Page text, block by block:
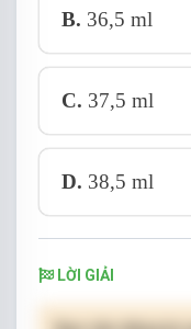
B. 36,5 ml
C. 37,5 ml
D. 38,5 ml
LỜI GIẢI